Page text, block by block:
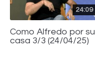
24:09
Como Alfredo por su
casa 3/3 (24/04/25)